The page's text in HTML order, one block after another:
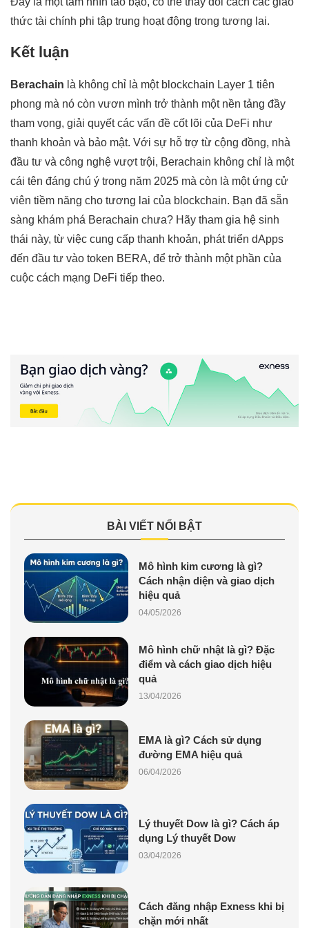
thức tài chính phi tập trung hoạt động trong tương lai.
Kết luận
Berachain là không chỉ là một blockchain Layer 1 tiên
phong mà nó còn vươn mình trở thành một nền tảng đầy
tham vọng, giải quyết các vấn đề cốt lõi của DeFi như
thanh khoản và bảo mật. Với sự hỗ trợ từ cộng đồng, nhà
đầu tư và công nghệ vượt trội, Berachain không chỉ là một
cái tên đáng chú ý trong năm 2025 mà còn là một ứng cử
viên tiềm năng cho tương lai của blockchain. Bạn đã sẵn
sàng khám phá Berachain chưa? Hãy tham gia hệ sinh
thái này, từ việc cung cấp thanh khoản, phát triển dApps
đến đầu tư vào token BERA, để trở thành một phần của
cuộc cách mạng DeFi tiếp theo.
BÀI VIẾT NỔI BẬT
Mô hình kim cương là gì?
Cách nhận diện và giao dịch
hiệu quả
04/05/2026
Mô hình chữ nhật là gì? Đặc
điểm và cách giao dịch hiệu
quả
13/04/2026
EMA là gì? Cách sử dụng
đường EMA hiệu quả
06/04/2026
Lý thuyết Dow là gì? Cách áp
dụng Lý thuyết Dow
03/04/2026
Cách đăng nhập Exness khi bị
chặn mới nhất